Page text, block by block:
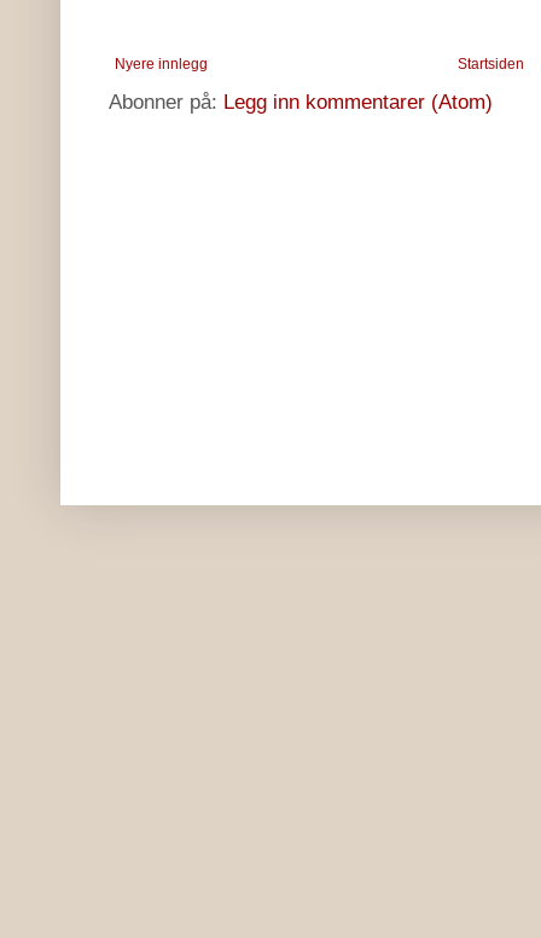
Nyere innlegg Startsiden
Abonner på: Legg inn kommentarer (Atom)